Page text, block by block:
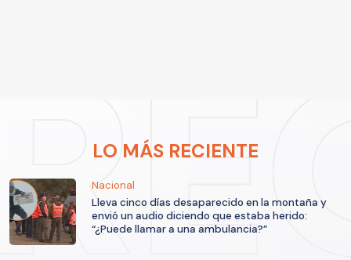
LO MÁS RECIENTE
Nacional
Lleva cinco días desaparecido en la montaña y
envió un audio diciendo que estaba herido:
“¿Puede llamar a una ambulancia?”